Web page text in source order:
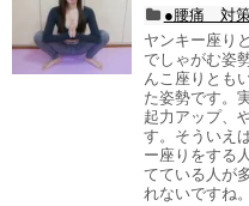
●腰痛 対
ヤンキー座り
でしゃがむ姿
んこ座りとも
た姿勢です。
起力アップ、
す。そういえ
ー座りをする
てている人が
れないですね。